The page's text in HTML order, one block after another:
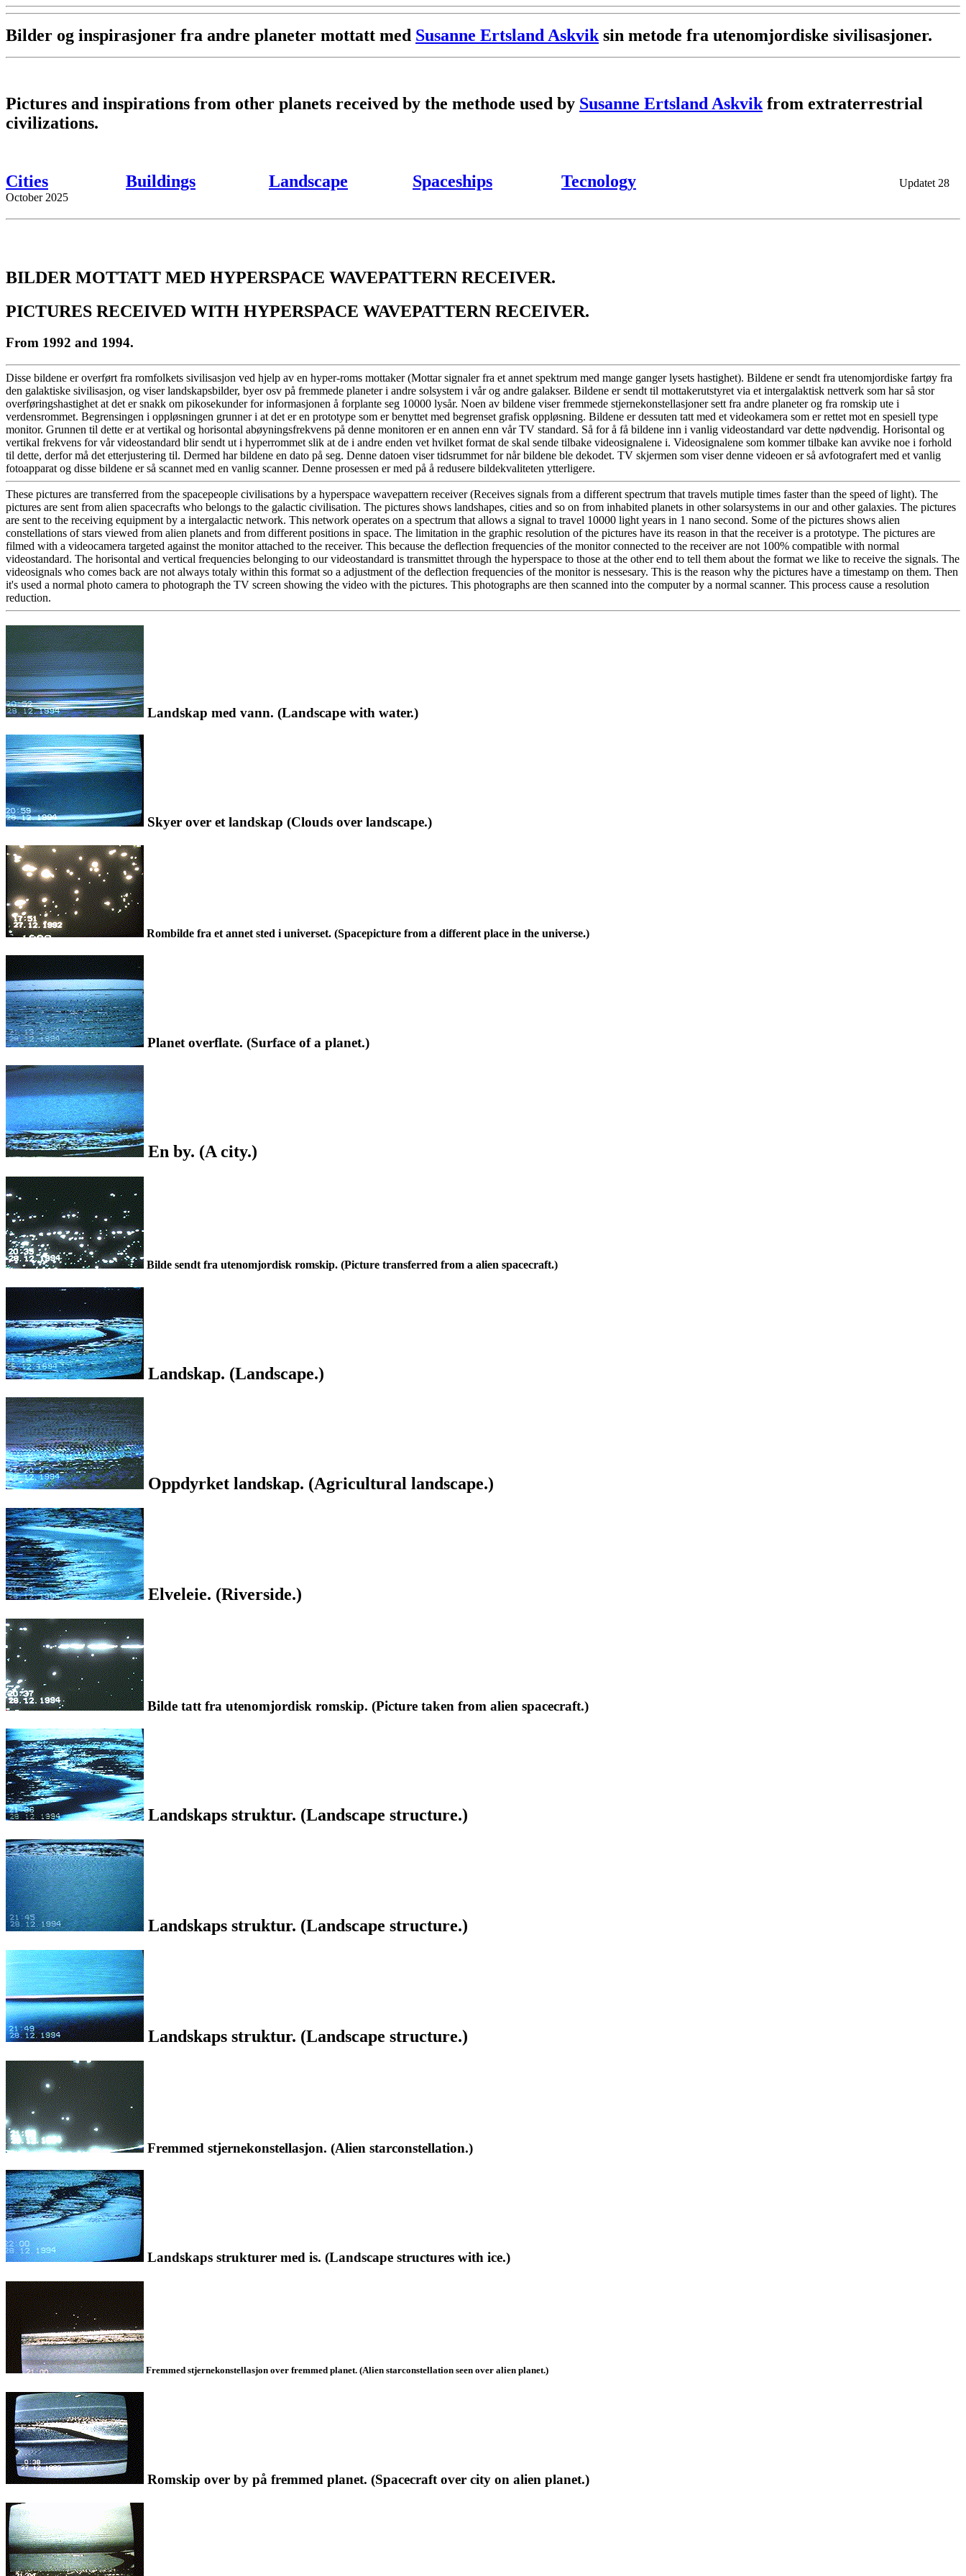
Bilder og inspirasjoner fra andre planeter mottatt med Susanne Ertsland Askvik sin metode fra utenomjordiske sivilisasjoner.
Pictures and inspirations from other planets received by the methode used by Susanne Ertsland Askvik from extraterrestrial
civilizations.
Cities Buildings Landscape Spaceships Tecnology
Updatet 28
October 2025
BILDER MOTTATT MED HYPERSPACE WAVEPATTERN RECEIVER.
PICTURES RECEIVED WITH HYPERSPACE WAVEPATTERN RECEIVER.
From 1992 and 1994.
Disse bildene er overført fra romfolkets sivilisasjon ved hjelp av en hyper-roms mottaker (Mottar signaler fra et annet spektrum med mange ganger lysets hastighet). Bildene er sendt fra utenomjordiske fartøy fra
den galaktiske sivilisasjon, og viser landskapsbilder, byer osv på fremmede planeter i andre solsystem i vår og andre galakser. Bildene er sendt til mottakerutstyret via et intergalaktisk nettverk som har så stor
overføringshastighet at det er snakk om pikosekunder for informasjonen å forplante seg 10000 lysår. Noen av bildene viser fremmede stjernekonstellasjoner sett fra andre planeter og fra romskip ute i
verdensrommet. Begrensingen i oppløsningen grunner i at det er en prototype som er benyttet med begrenset grafisk oppløsning. Bildene er dessuten tatt med et videokamera som er rettet mot en spesiell type
monitor. Grunnen til dette er at vertikal og horisontal abøyningsfrekvens på denne monitoren er en annen enn vår TV standard. Så for å få bildene inn i vanlig videostandard var dette nødvendig. Horisontal og
vertikal frekvens for vår videostandard blir sendt ut i hyperrommet slik at de i andre enden vet hvilket format de skal sende tilbake videosignalene i. Videosignalene som kommer tilbake kan avvike noe i forhold
til dette, derfor må det etterjustering til. Dermed har bildene en dato på seg. Denne datoen viser tidsrummet for når bildene ble dekodet. TV skjermen som viser denne videoen er så avfotografert med et vanlig
fotoapparat og disse bildene er så scannet med en vanlig scanner. Denne prosessen er med på å redusere bildekvaliteten ytterligere.
These pictures are transferred from the spacepeople civilisations by a hyperspace wavepattern receiver (Receives signals from a different spectrum that travels mutiple times faster than the speed of light). The
pictures are sent from alien spacecrafts who belongs to the galactic civilisation. The pictures shows landshapes, cities and so on from inhabited planets in other solarsystems in our and other galaxies. The pictures
are sent to the receiving equipment by a intergalactic network. This network operates on a spectrum that allows a signal to travel 10000 light years in 1 nano second. Some of the pictures shows alien
constellations of stars viewed from alien planets and from different positions in space. The limitation in the graphic resolution of the pictures have its reason in that the receiver is a prototype. The pictures are
filmed with a videocamera targeted against the monitor attached to the receiver. This because the deflection frequencies of the monitor connected to the receiver are not 100% compatible with normal
videostandard. The horisontal and vertical frequencies belonging to our videostandard is transmittet through the hyperspace to those at the other end to tell them about the format we like to receive the signals. The
videosignals who comes back are not always totaly within this format so a adjustment of the deflection frequencies of the monitor is nessesary. This is the reason why the pictures have a timestamp on them. Then
it's used a normal photo camera to photograph the TV screen showing the video with the pictures. This photographs are then scanned into the computer by a normal scanner. This process cause a resolution
reduction.
Landskap med vann. (Landscape with water.)
Skyer over et landskap (Clouds over landscape.)
Rombilde fra et annet sted i universet. (Spacepicture from a different place in the universe.)
Planet overflate. (Surface of a planet.)
En by. (A city.)
Bilde sendt fra utenomjordisk romskip. (Picture transferred from a alien spacecraft.)
Landskap. (Landscape.)
Oppdyrket landskap. (Agricultural landscape.)
Elveleie. (Riverside.)
Bilde tatt fra utenomjordisk romskip. (Picture taken from alien spacecraft.)
Landskaps struktur. (Landscape structure.)
Landskaps struktur. (Landscape structure.)
Landskaps struktur. (Landscape structure.)
Fremmed stjernekonstellasjon. (Alien starconstellation.)
Landskaps strukturer med is. (Landscape structures with ice.)
Fremmed stjernekonstellasjon over fremmed planet. (Alien starconstellation seen over alien planet.)
Romskip over by på fremmed planet. (Spacecraft over city on alien planet.)